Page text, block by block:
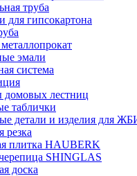
труба
для гипсокартона
эмали
система
домовых лестниц
таблички
детали и изделия для
резка
плитка HAUBERK
SHINGLAS
доска